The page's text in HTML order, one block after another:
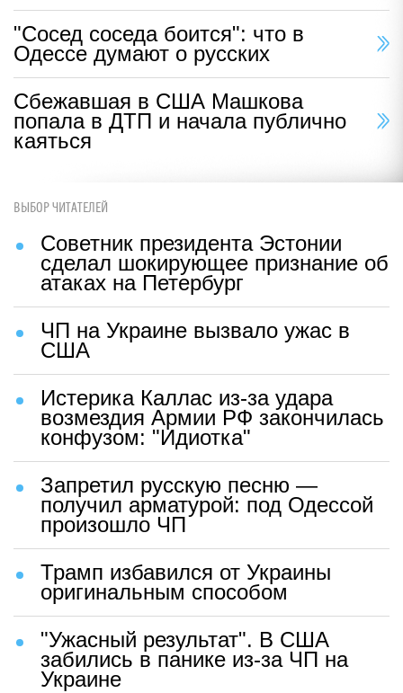
"Сосед соседа боится": что в
Одессе думают о русских
Сбежавшая в США Машкова
попала в ДТП и начала публично
каяться
ВЫБОР ЧИТАТЕЛЕЙ
Советник президента Эстонии
сделал шокирующее признание об
атаках на Петербург
ЧП на Украине вызвало ужас в
США
Истерика Каллас из-за удара
возмездия Армии РФ закончилась
конфузом: "Идиотка"
Запретил русскую песню —
получил арматурой: под Одессой
произошло ЧП
Трамп избавился от Украины
оригинальным способом
"Ужасный результат". В США
забились в панике из-за ЧП на
Украине